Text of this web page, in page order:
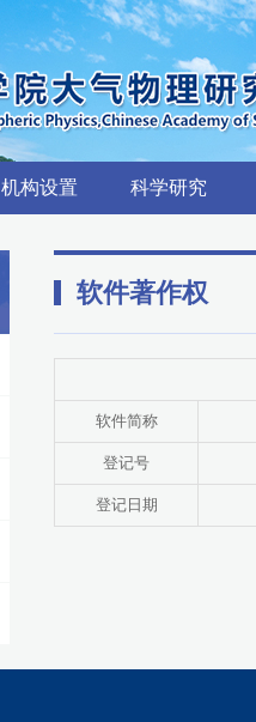
机构设置 科学研究
软件著作权
软件简称
登记号
登记日期